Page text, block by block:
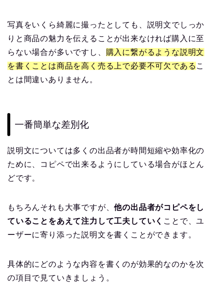
写真をいくら綺麗に撮ったとしても、説明文でしっか
りと商品の魅力を伝えることが出来なければ購入に至
らない場合が多いですし、 購入に繋がるような説明文
を書くことは商品を高く売る上で必要不可欠である こ
とは間違いありません。
一番簡単な差別化
説明文については多くの出品者が時間短縮や効率化の
ために、コピペで出来るようにしている場合がほとん
どです。
もちろんそれも大事ですが、他の出品者がコピペをし
ていることをあえて注力して工夫していく ことで、ユ
ーザーに寄り添った説明文を書くことができます。
具体的にどのような内容を書くのが効果的なのかを次
の項目で見ていきましょう。